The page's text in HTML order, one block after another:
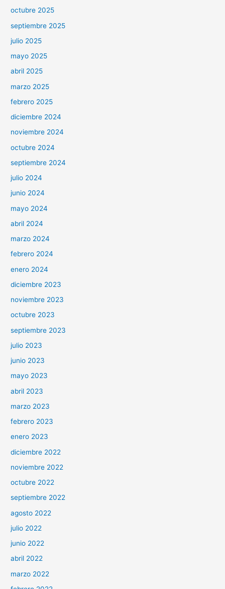
octubre 2025
septiembre 2025
julio 2025
mayo 2025
abril 2025
marzo 2025
febrero 2025
diciembre 2024
noviembre 2024
octubre 2024
septiembre 2024
julio 2024
junio 2024
mayo 2024
abril 2024
marzo 2024
febrero 2024
enero 2024
diciembre 2023
noviembre 2023
octubre 2023
septiembre 2023
julio 2023
junio 2023
mayo 2023
abril 2023
marzo 2023
febrero 2023
enero 2023
diciembre 2022
noviembre 2022
octubre 2022
septiembre 2022
agosto 2022
julio 2022
junio 2022
abril 2022
marzo 2022